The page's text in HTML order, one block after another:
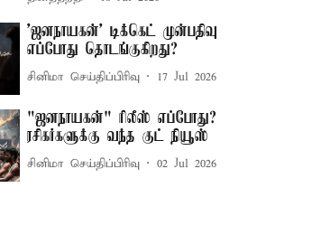
'ஜனநாயகன்' டிக்கெட் முன்பதிவு
எப்போது தொடங்குகிறது?
சினிமா செய்திப்பிரிவு 17 Jul 2026
"ஜனநாயகன்" ரிலீஸ் எப்போது?
ரசிகர்களுக்கு வந்த குட் நியூஸ்
சினிமா செய்திப்பிரிவு 02 Jul 2026